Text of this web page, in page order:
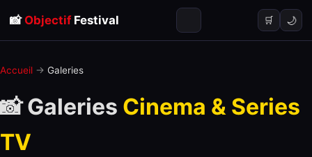
📸 ObjectifFestival 🛒 🌙
Accueil → Galeries
📸 Galeries Cinema & Series
TV